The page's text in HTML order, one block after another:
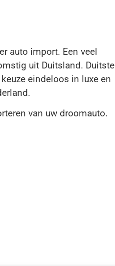
auto import. Een veel
uit Duitsland. Duitste
eindeloos in luxe en
van uw droomauto.